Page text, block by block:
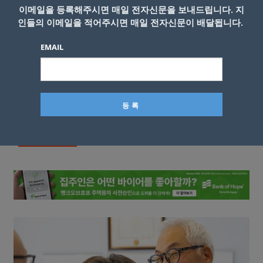
이메일을 등록해주시면 매일 전자신문을 보내드립니다. 지
인들의 이메일을 적어주시면 매일 전자신문이 배달됩니다.
EMAIL